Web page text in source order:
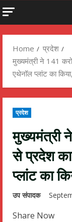
Home
प्रदेश
मुख्यमंत्री ने 141
एथेनॉल प्लांट का
प्रदेश
मुख्यमंत्री
से प्रदेश
प्लांट का
उप संपादक
Share Now